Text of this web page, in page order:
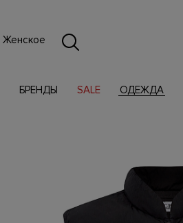
Женское
БРЕНДЫ SALE ОДЕЖДА